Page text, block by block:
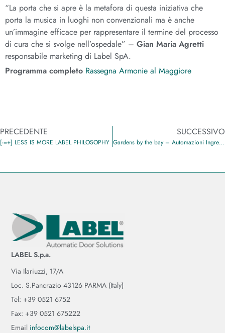
“La porta che si apre è la metafora di questa iniziativa che
porta la musica in luoghi non convenzionali ma è anche
un’immagine efficace per rappresentare il termine del processo
di cura che si svolge nell’ospedale” – Gian Maria Agretti
responsabile marketing di Label SpA.
Programma completo Rassegna Armonie al Maggiore
PRECEDENTE
[-=+] LESS IS MORE LABEL PHILOSOPHY
SUCCESSIVO
Gardens by the bay – Automazioni Ingressi LABEL Spa
LABEL S.p.a.
Via Ilariuzzi, 17/A
Loc. S.Pancrazio 43126 PARMA (Italy)
Tel: +39 0521 6752
Fax: +39 0521 675222
Email infocom@labelspa.it